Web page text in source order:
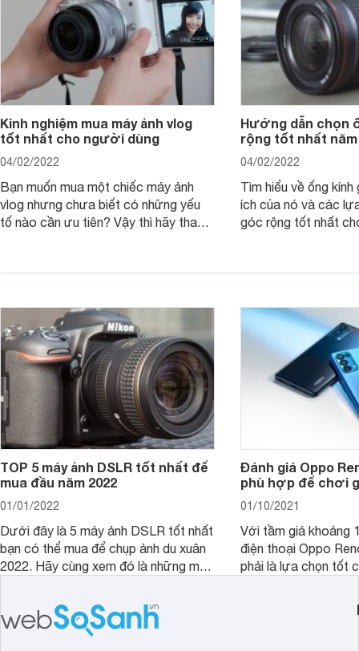
Kinh nghiệm mua máy ảnh vlog
tốt nhất cho người dùng
04/02/2022
Bạn muốn mua một chiếc máy ảnh
vlog nhưng chưa biết có những yếu
tố nào cần ưu tiên? Vậy thì hãy tham
Hướng dẫn chọn
rộng tốt nhất năm
04/02/2022
Tìm hiểu về ống
ích của nó và các
góc rộng tốt nhất
TOP 5 máy ảnh DSLR tốt nhất để
mua đầu năm 2022
01/01/2022
Dưới đây là 5 máy ảnh DSLR tốt nhất
bạn có thể mua để chụp ảnh du xuân
2022. Hãy cùng xem đó là những mẫu
Đánh giá Oppo
phù hợp để chơi
01/10/2021
Với tầm giá khoảng
điện thoại Oppo
phải là lựa chọn tốt